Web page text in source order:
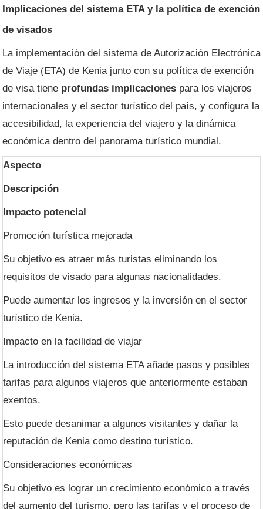
Implicaciones del sistema ETA y la política de exención
de visados
La implementación del sistema de Autorización Electrónica
de Viaje (ETA) de Kenia junto con su política de exención
de visa tiene profundas implicacionespara los viajeros
internacionales y el sector turístico del país, y configura la
accesibilidad, la experiencia del viajero y la dinámica
económica dentro del panorama turístico mundial.
Aspecto
Descripción
Impacto potencial
Promoción turística mejorada
Su objetivo es atraer más turistas eliminando los
requisitos de visado para algunas nacionalidades.
Puede aumentar los ingresos y la inversión en el sector
turístico de Kenia.
Impacto en la facilidad de viajar
La introducción del sistema ETA añade pasos y posibles
tarifas para algunos viajeros que anteriormente estaban
exentos.
Esto puede desanimar a algunos visitantes y dañar la
reputación de Kenia como destino turístico.
Consideraciones económicas
Su objetivo es lograr un crecimiento económico a través
del aumento del turismo, pero las tarifas y el proceso de